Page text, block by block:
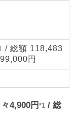
/ 総額 118,483
円
4,900円 *1 / 総